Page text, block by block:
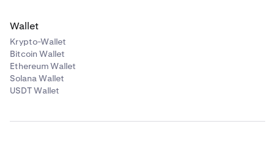
Wallet
Krypto-Wallet
Bitcoin Wallet
Ethereum Wallet
Solana Wallet
USDT Wallet